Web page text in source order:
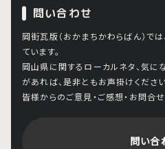
問い合わせ
岡街瓦版（おかまちかわらばん）で
ています。
岡山県に関するローカルネタ、気に
があれば、是非ともお声掛けください
皆様からのご意見・ご感想・お問合せ
問い合